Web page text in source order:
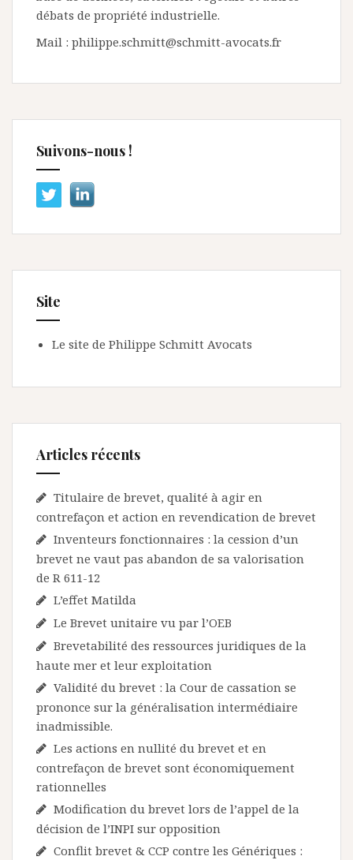
débats de propriété industrielle.
Mail : philippe.schmitt@schmitt-avocats.fr
Suivons-nous !
Site
Le site de Philippe Schmitt Avocats
Articles récents
Titulaire de brevet, qualité à agir en
contrefaçon et action en revendication de brevet
Inventeurs fonctionnaires : la cession d’un
brevet ne vaut pas abandon de sa valorisation
de R 611-12
L’effet Matilda
Le Brevet unitaire vu par l’OEB
Brevetabilité des ressources juridiques de la
haute mer et leur exploitation
Validité du brevet : la Cour de cassation se
prononce sur la généralisation intermédiaire
inadmissible.
Les actions en nullité du brevet et en
contrefaçon de brevet sont économiquement
rationnelles
Modification du brevet lors de l’appel de la
décision de l’INPI sur opposition
Conflit brevet & CCP contre les Génériques :